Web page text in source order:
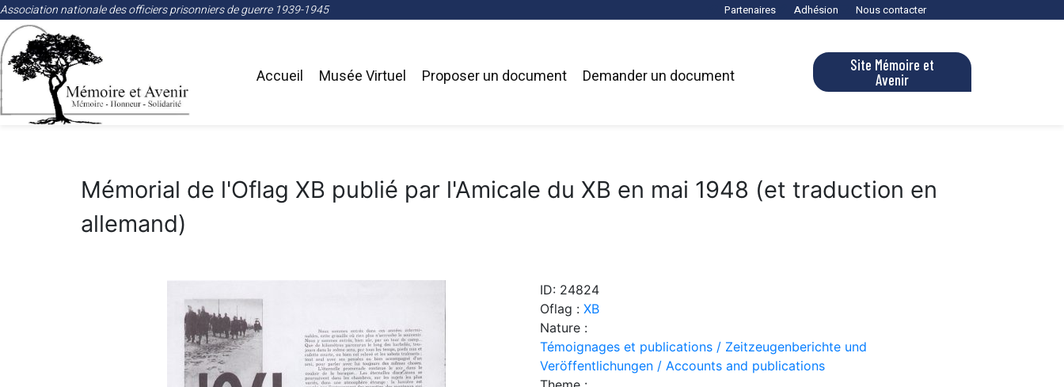
Association nationale des officiers prisonniers de guerre 1939-1945 Partenaires Adhésion Nous contacter
Accueil Musée Virtuel Proposer un document Demander un document
Site Mémoire et
Avenir
Mémorial de l'Oflag XB publié par l'Amicale du XB en mai 1948 (et traduction en
allemand)
ID: 24824
Oflag : XB
Nature :
Témoignages et publications / Zeitzeugenberichte und
Veröffentlichungen / Accounts and publications